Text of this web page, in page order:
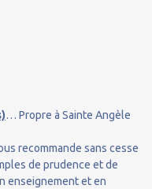
… Propre à Sainte Angèle
recommande sans cesse
de prudence et de
enseignement et en